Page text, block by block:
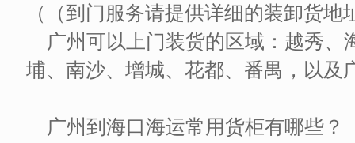
（（到门服务请提供详细的装卸货
广州可以上门装货的区域：越秀
埔、南沙、增城、花都、番禺，以及
广州到海口海运常用货柜有哪些？